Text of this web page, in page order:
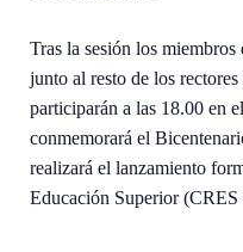
Tras la sesión los
junto al resto de los
participarán a las 18.00 en
conmemorará el
realizará el lanzamiento
Educación Superior (CRES